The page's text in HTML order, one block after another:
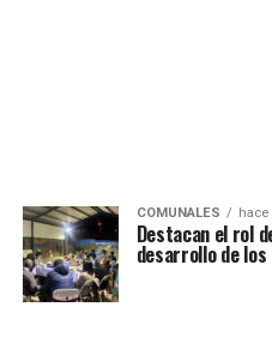
COMUNALES hace
Destacan el rol
desarrollo de